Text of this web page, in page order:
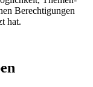
Berechtigungen
hat.